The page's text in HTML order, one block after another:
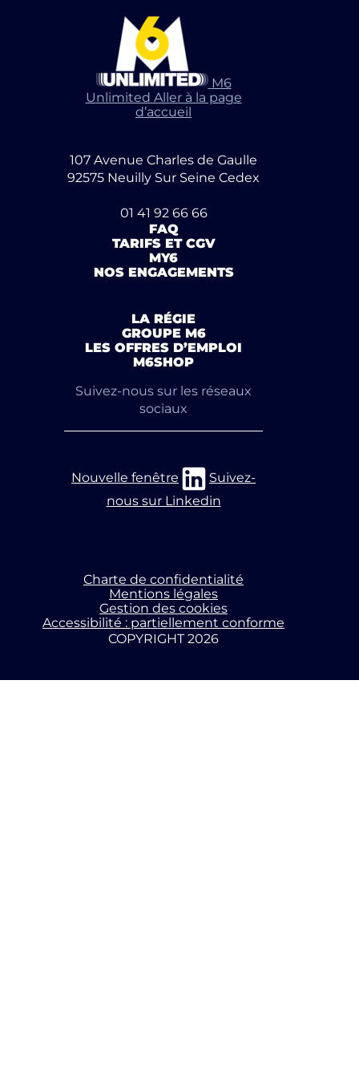
M6
Unlimited Aller à la page
d’accueil
107 Avenue Charles de Gaulle
92575 Neuilly Sur Seine Cedex
01 41 92 66 66
FAQ
TARIFS ET CGV
MY6
NOS ENGAGEMENTS
LA RÉGIE
GROUPE M6
LES OFFRES D’EMPLOI
M6SHOP
Suivez-nous sur les réseaux
sociaux
Nouvelle fenêtre
Suivez-
nous sur Linkedin
COPYRIGHT 2026
Charte de confidentialité
Mentions légales
Gestion des cookies
Accessibilité : partiellement conforme